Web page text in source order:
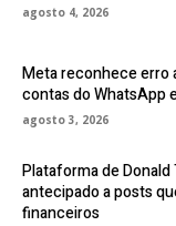
agosto 4, 2026
Meta reconhece erro
contas do WhatsApp
agosto 3, 2026
Plataforma de
antecipado a posts
financeiros